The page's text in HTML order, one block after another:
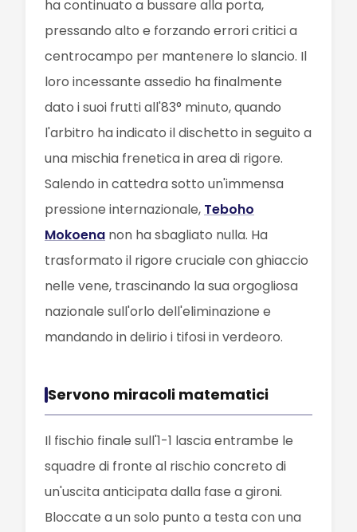
ha continuato a bussare alla porta,
pressando alto e forzando errori critici a
centrocampo per mantenere lo slancio. Il
loro incessante assedio ha finalmente
dato i suoi frutti all'83° minuto, quando
l'arbitro ha indicato il dischetto in seguito a
una mischia frenetica in area di rigore.
Salendo in cattedra sotto un'immensa
pressione internazionale, Teboho
Mokoena non ha sbagliato nulla. Ha
trasformato il rigore cruciale con ghiaccio
nelle vene, trascinando la sua orgogliosa
nazionale sull'orlo dell'eliminazione e
mandando in delirio i tifosi in verdeoro.
Servono miracoli matematici
Il fischio finale sull'1-1 lascia entrambe le
squadre di fronte al rischio concreto di
un'uscita anticipata dalla fase a gironi.
Bloccate a un solo punto a testa con una